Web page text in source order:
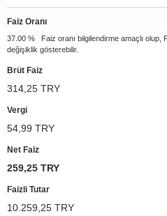
Faiz Oranı
37.00 % Faiz oranı bilgilendirme amaçlı olup,
değişiklik gösterebilir.
Brüt Faiz
314,25 TRY
Vergi
54,99 TRY
Net Faiz
259,25 TRY
Faizli Tutar
10.259,25 TRY